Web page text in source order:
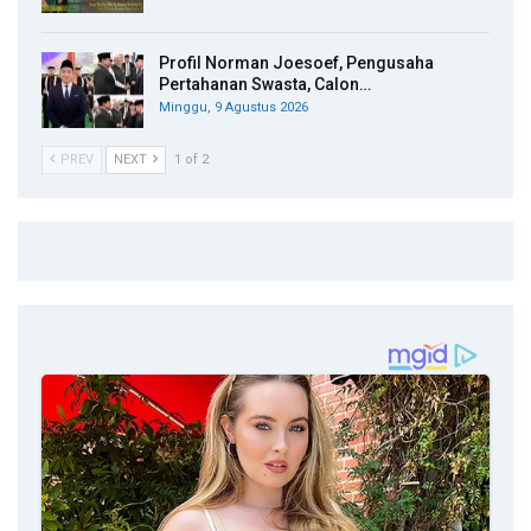
Profil Norman Joesoef, Pengusaha
Pertahanan Swasta, Calon…
Minggu, 9 Agustus 2026
PREV NEXT 1 of 2